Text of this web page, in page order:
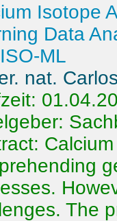
Isotope
Data
ML
nat.
The